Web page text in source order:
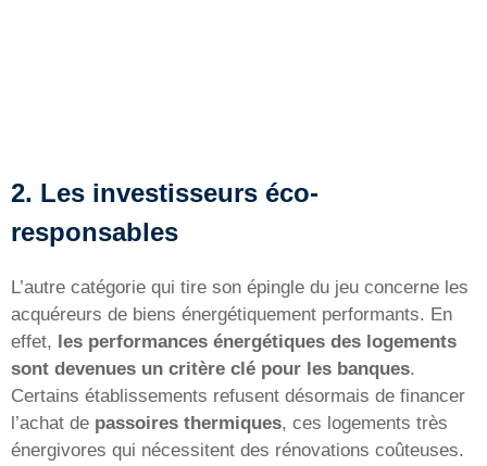
2. Les investisseurs éco-
responsables
L’autre catégorie qui tire son épingle du jeu concerne les
acquéreurs de biens énergétiquement performants. En
effet, les performances énergétiques des logements
sont devenues un critère clé pour les banques.
Certains établissements refusent désormais de financer
l’achat de passoires thermiques, ces logements très
énergivores qui nécessitent des rénovations coûteuses.